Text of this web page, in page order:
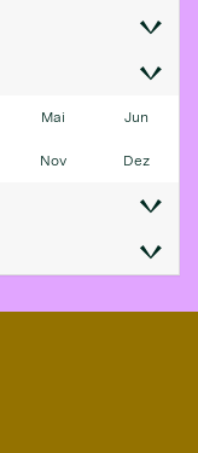
Mai Jun
Nov Dez